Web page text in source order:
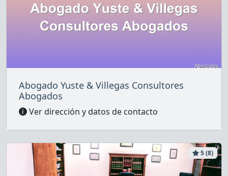
Abogado Yuste & Villegas Consultores
Abogados
Ver dirección y datos de contacto
5 (8)